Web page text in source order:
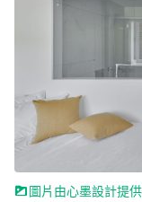
圖片由心墨設計提